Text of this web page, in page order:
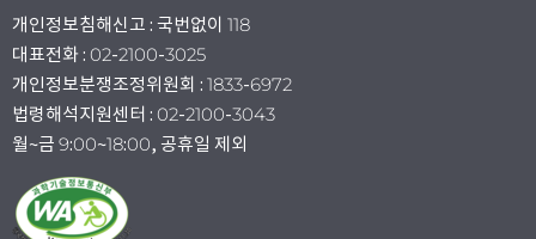
개인정보침해신고 : 국번없이 118
대표전화 : 02-2100-3025
개인정보분쟁조정위원회 : 1833-6972
법령해석지원센터 : 02-2100-3043
월~금 9:00~18:00, 공휴일 제외